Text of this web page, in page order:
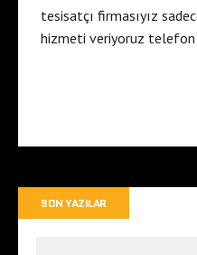
tesisatçı firmasıyız
hizmeti veriyoruz
SON YAZILAR